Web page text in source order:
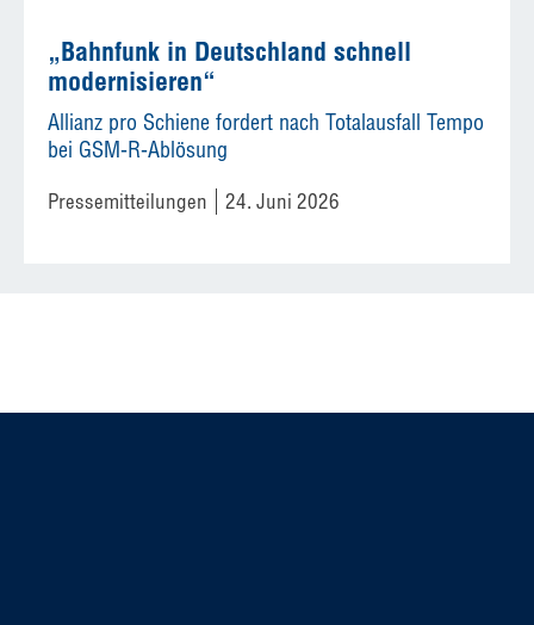
„Bahnfunk in Deutschland schnell
modernisieren“
Allianz pro Schiene fordert nach Totalausfall Tempo
bei GSM-R-Ablösung
Pressemitteilungen 24. Juni 2026